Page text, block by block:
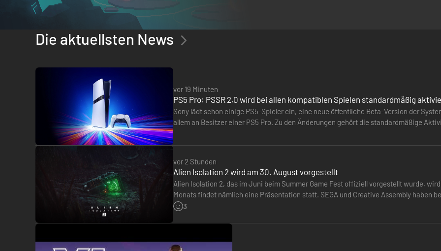
Die aktuellsten News
vor 19 Minuten
PS5 Pro: PSSR 2.0 wird bei allen kompatiblen Spielen standardmäßig
Sony lädt schon einige PS5-Spieler ein, eine neue öffentliche Beta-Version der
allem an Besitzer einer PS5 Pro. Zu den Änderungen gehört die standardmäßige
vor 2 Stunden
Alien Isolation 2 wird am 30. August vorgestellt
Alien Isolation 2, das im Juni beim Summer Game Fest offiziell vorgestellt wurde,
Monats findet nämlich eine Präsentation statt. SEGA und Creative Assembly haben
des FrightFest ein spezielles…
3